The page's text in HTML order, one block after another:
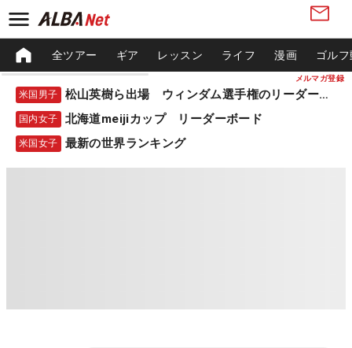
メルマガ登録
全ツアー ギア レッスン ライフ 漫画 ゴル
米国男子 松山英樹ら出場 ウィンダム選手権のリーダーボード
国内女子 北海道meijiカップ リーダーボード
米国女子 最新の世界ランキング